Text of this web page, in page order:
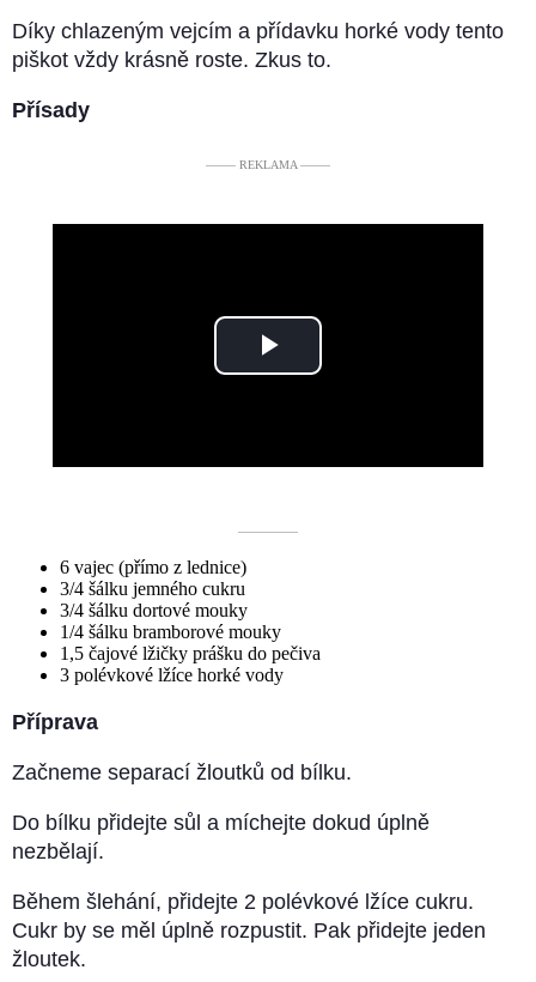
Díky chlazeným vejcím a přídavku horké vody tento
piškot vždy krásně roste. Zkus to.
Přísady
––––– REKLAMA –––––
Play
––––––––––
6 vajec (přímo z lednice)
3/4 šálku jemného cukru
3/4 šálku dortové mouky
1/4 šálku bramborové mouky
1,5 čajové lžičky prášku do pečiva
3 polévkové lžíce horké vody
Příprava
Začneme separací žloutků od bílku.
Do bílku přidejte sůl a míchejte dokud úplně
nezbělají.
Během šlehání, přidejte 2 polévkové lžíce cukru.
Cukr by se měl úplně rozpustit. Pak přidejte jeden
žloutek.